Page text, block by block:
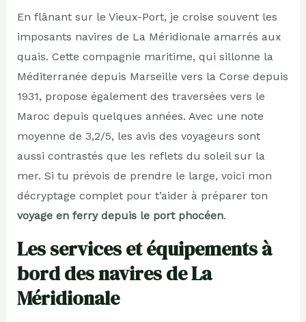
En flânant sur le Vieux-Port, je croise souvent les
imposants navires de La Méridionale amarrés aux
quais. Cette compagnie maritime, qui sillonne la
Méditerranée depuis Marseille vers la Corse depuis
1931, propose également des traversées vers le
Maroc depuis quelques années. Avec une note
moyenne de 3,2/5, les avis des voyageurs sont
aussi contrastés que les reflets du soleil sur la
mer. Si tu prévois de prendre le large, voici mon
décryptage complet pour t’aider à préparer ton
voyage en ferry depuis le port phocéen.
Les services et équipements à
bord des navires de La
Méridionale